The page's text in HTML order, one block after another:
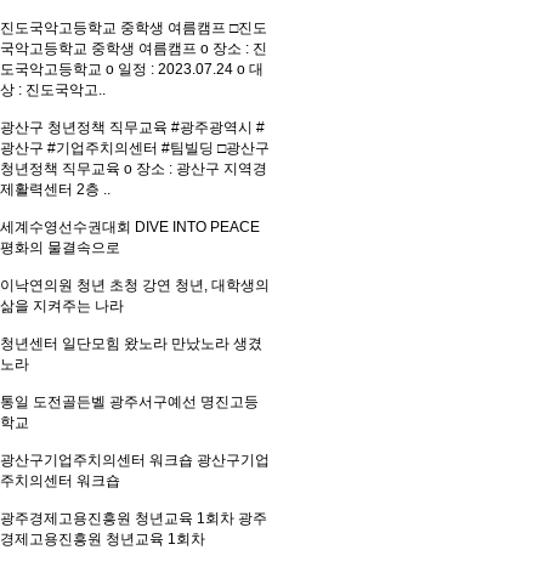
진도국악고등학교 중학생 여름캠프 □진도
국악고등학교 중학생 여름캠프 o 장소 : 진
도국악고등학교 o 일정 : 2023.07.24 o 대
상 : 진도국악고..
광산구 청년정책 직무교육 #광주광역시 #
광산구 #기업주치의센터 #팀빌딩 □광산구
청년정책 직무교육 o 장소 : 광산구 지역경
제활력센터 2층 ..
세계수영선수권대회 DIVE INTO PEACE
평화의 물결속으로
이낙연의원 청년 초청 강연 청년, 대학생의
삶을 지켜주는 나라
청년센터 일단모힘 왔노라 만났노라 생겼
노라
통일 도전골든벨 광주서구예선 명진고등
학교
광산구기업주치의센터 워크숍 광산구기업
주치의센터 워크숍
광주경제고용진흥원 청년교육 1회차 광주
경제고용진흥원 청년교육 1회차